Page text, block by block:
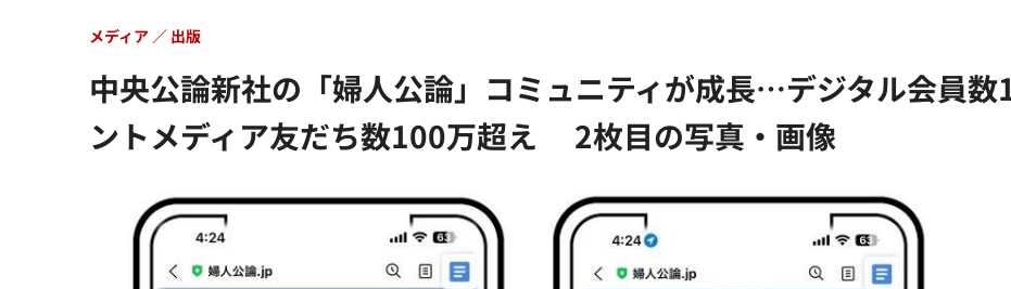
中央公論新社の「婦人公論」コミュニティが成長…デジタル会員
ントメディア友だち数100万超え 2枚目の写真・画像
メディア 出版